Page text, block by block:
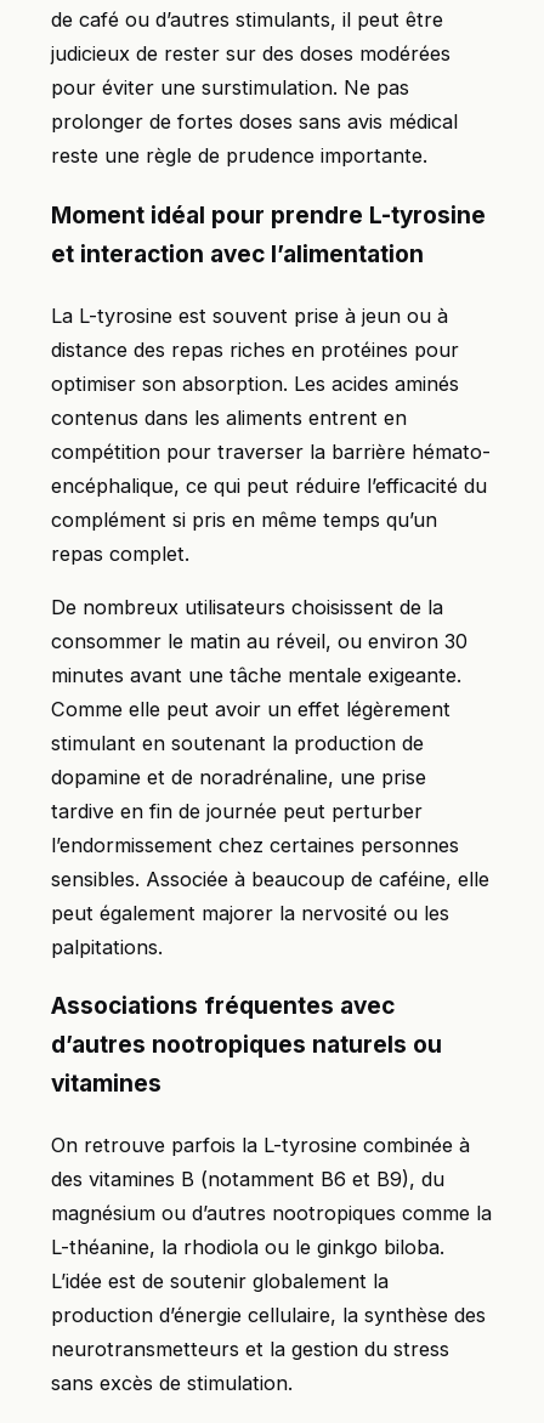
de café ou d’autres stimulants, il peut être
judicieux de rester sur des doses modérées
pour éviter une surstimulation. Ne pas
prolonger de fortes doses sans avis médical
reste une règle de prudence importante.
Moment idéal pour prendre L-tyrosine
et interaction avec l’alimentation
La L-tyrosine est souvent prise à jeun ou à
distance des repas riches en protéines pour
optimiser son absorption. Les acides aminés
contenus dans les aliments entrent en
compétition pour traverser la barrière hémato-
encéphalique, ce qui peut réduire l’efficacité du
complément si pris en même temps qu’un
repas complet.
De nombreux utilisateurs choisissent de la
consommer le matin au réveil, ou environ 30
minutes avant une tâche mentale exigeante.
Comme elle peut avoir un effet légèrement
stimulant en soutenant la production de
dopamine et de noradrénaline, une prise
tardive en fin de journée peut perturber
l’endormissement chez certaines personnes
sensibles. Associée à beaucoup de caféine, elle
peut également majorer la nervosité ou les
palpitations.
Associations fréquentes avec
d’autres nootropiques naturels ou
vitamines
On retrouve parfois la L-tyrosine combinée à
des vitamines B (notamment B6 et B9), du
magnésium ou d’autres nootropiques comme la
L-théanine, la rhodiola ou le ginkgo biloba.
L’idée est de soutenir globalement la
production d’énergie cellulaire, la synthèse des
neurotransmetteurs et la gestion du stress
sans excès de stimulation.